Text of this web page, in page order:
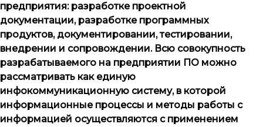
предприятия: разработке проектной
документации, разработке программных
продуктов, документировании, тестировании,
внедрении и сопровождении. Всю совокупность
разрабатываемого на предприятии ПО можно
рассматривать как единую
инфокоммуникационную систему, в которой
информационные процессы и методы работы с
информацией осуществляются с применением